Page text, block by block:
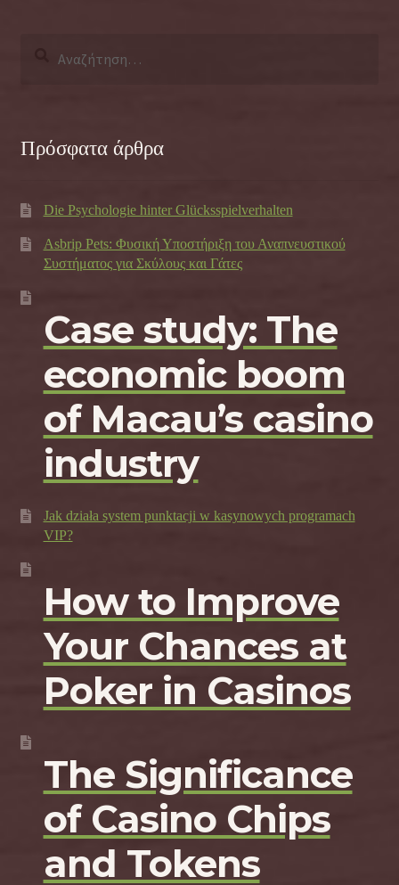
Πρόσφατα άρθρα
Die Psychologie hinter Glücksspielverhalten
Asbrip Pets: Φυσική Υποστήριξη του Αναπνευστικού
Συστήματος για Σκύλους και Γάτες
Case study: The
economic boom
of Macau’s casino
industry
Jak działa system punktacji w kasynowych programach
VIP?
How to Improve
Your Chances at
Poker in Casinos
The Significance
of Casino Chips
and Tokens